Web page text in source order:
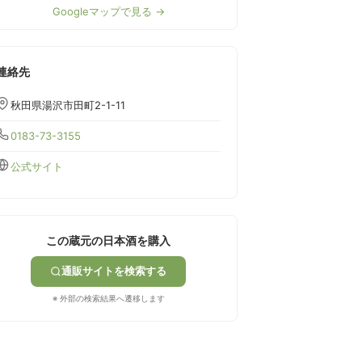
Googleマップで見る →
絡先
秋田県湯沢市田町2-1-11
0183-73-3155
公式サイト
この蔵元の日本酒を購入
通販サイトを検索する
※ 外部の検索結果へ遷移します